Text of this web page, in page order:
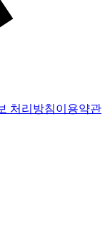
처리방침이용약관